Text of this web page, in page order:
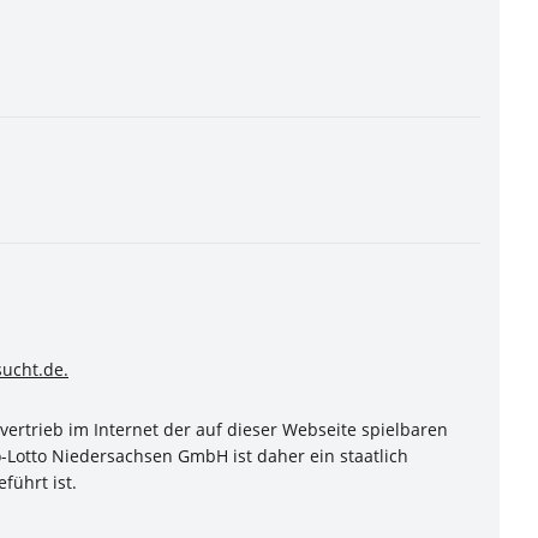
im Internet der auf dieser Webseite spielbaren
Niedersachsen GmbH ist daher ein staatlich
ist.